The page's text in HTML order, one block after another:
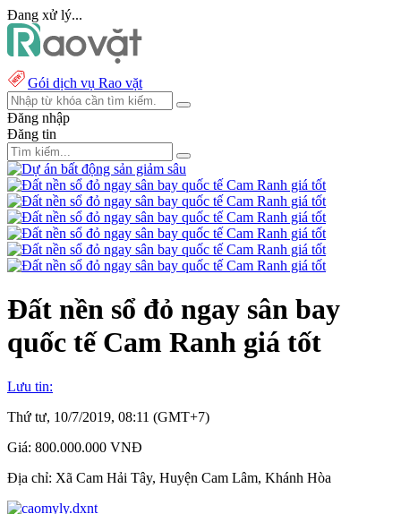
Đang xử lý...
Gói dịch vụ Rao vặt
Đăng nhập
Đăng tin
Đất nền sổ đỏ ngay sân bay
quốc tế Cam Ranh giá tốt
Lưu tin:
Thứ tư, 10/7/2019, 08:11 (GMT+7)
Giá: 800.000.000 VNĐ
Địa chỉ: Xã Cam Hải Tây, Huyện Cam Lâm, Khánh Hòa